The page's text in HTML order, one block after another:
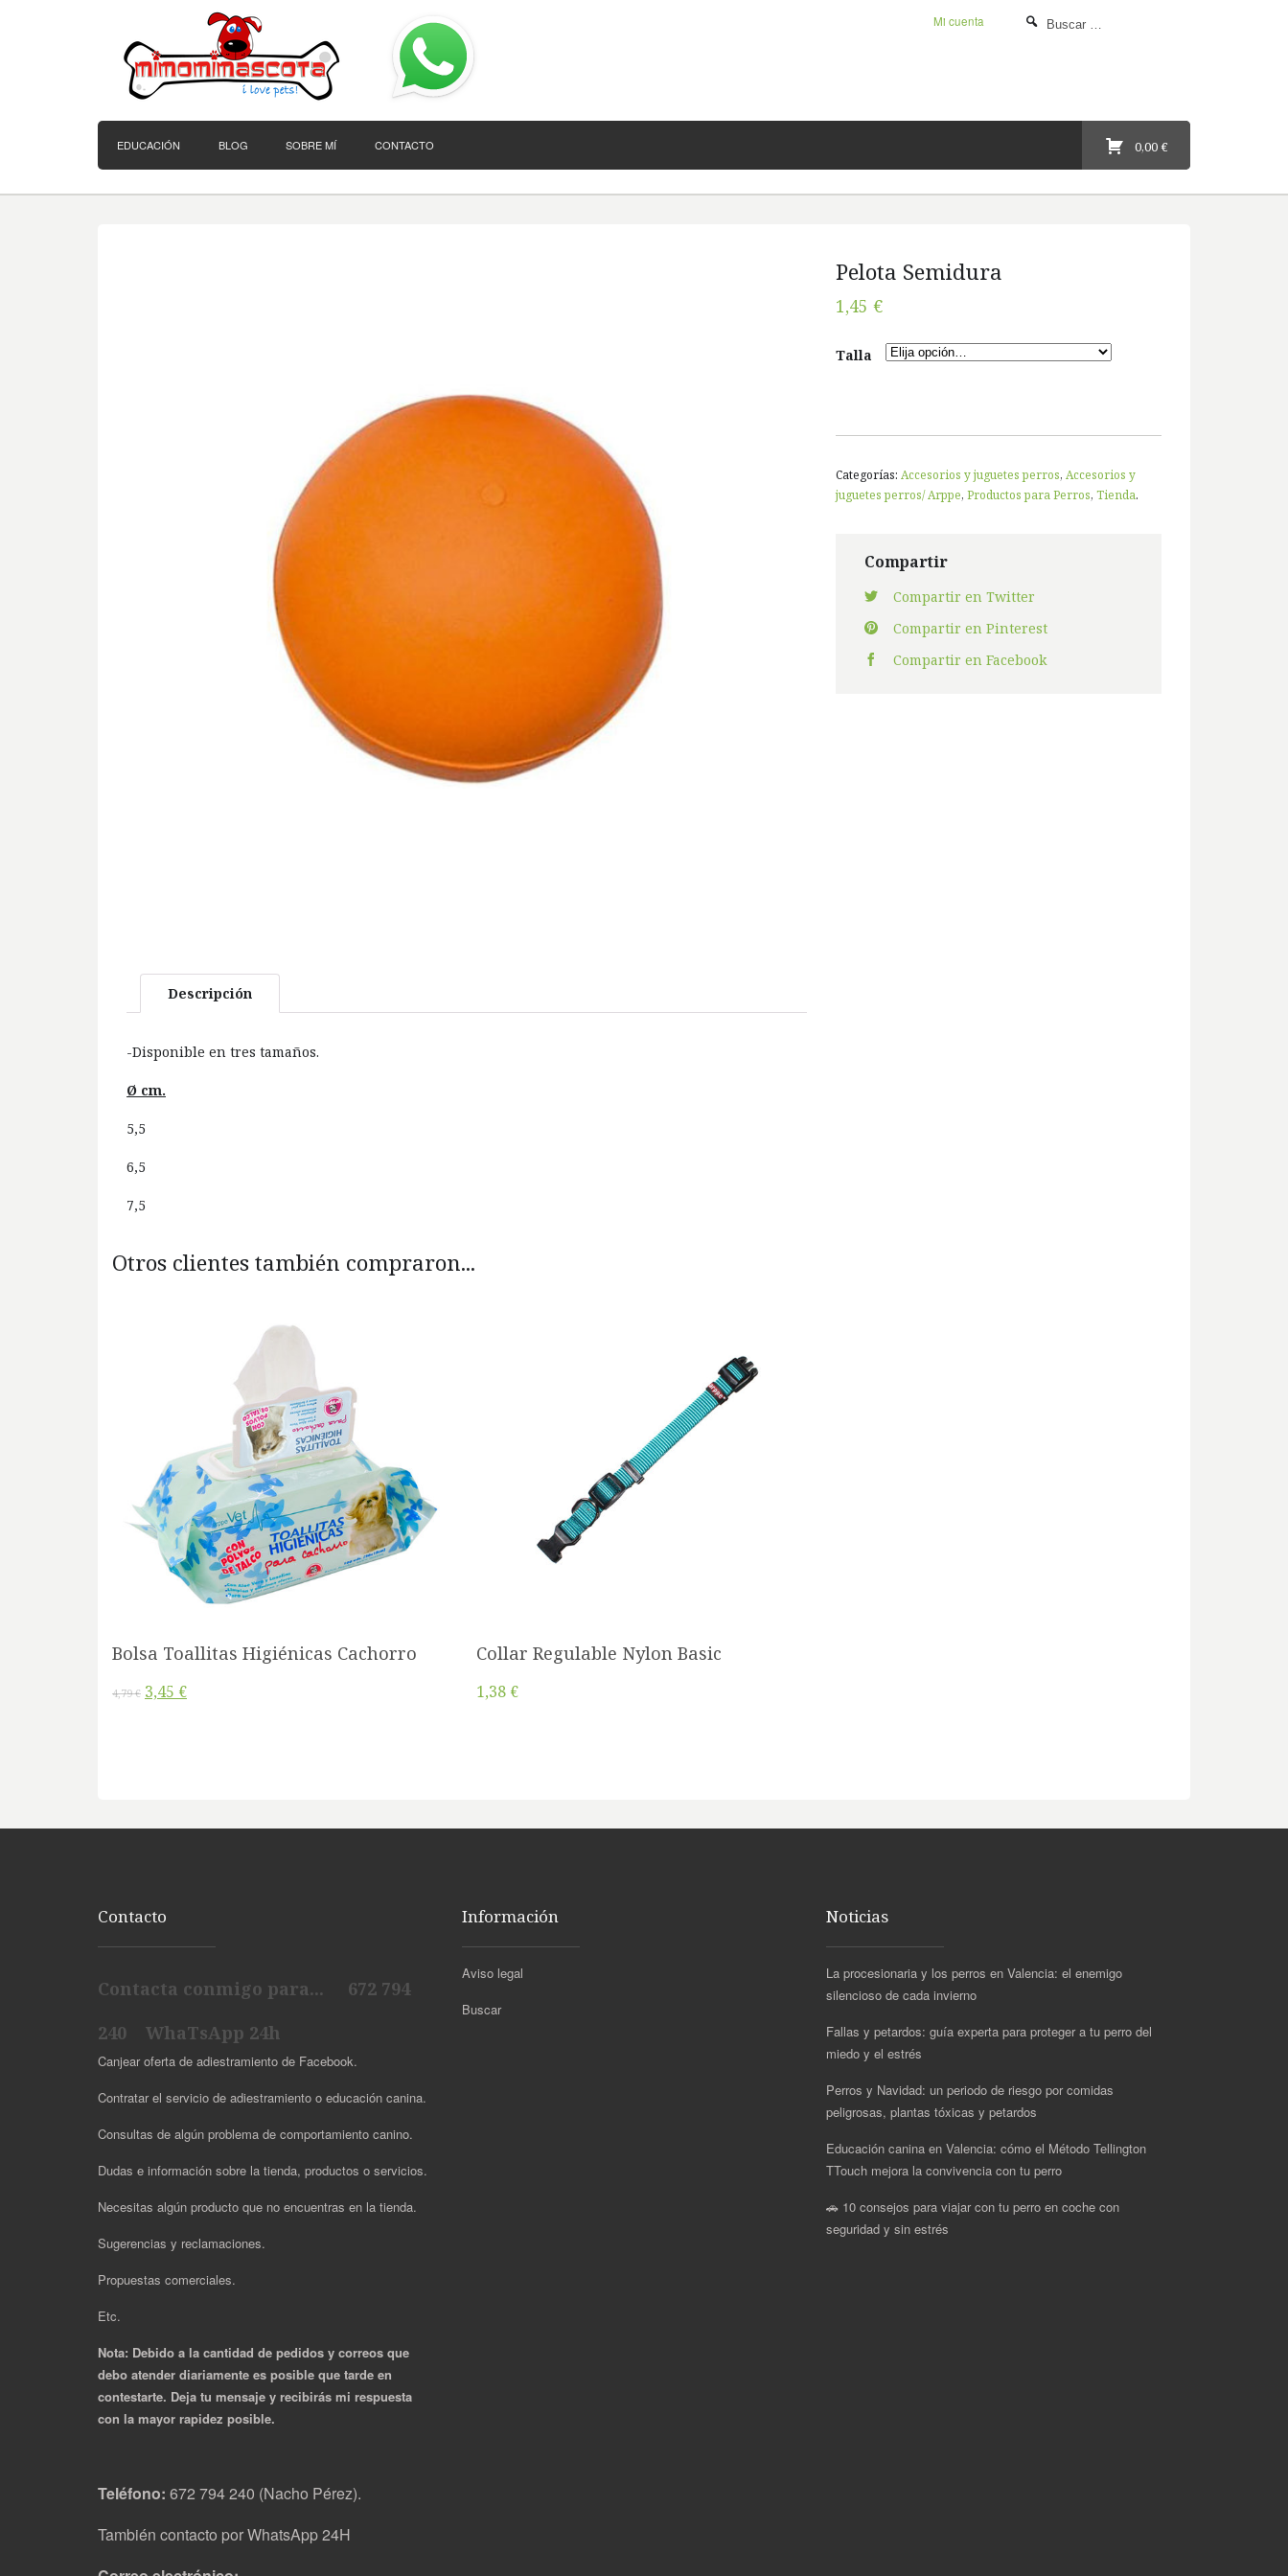
Mi cuenta
EDUCACIÓN BLOG SOBRE MÍ CONTACTO 0,00 €
Pelota Semidura
1,45 €
Talla
Categorías: Accesorios y juguetes perros, Accesorios y
juguetes perros/ Arppe, Productos para Perros, Tienda.
Compartir
Compartir en Twitter
Compartir en Pinterest
Compartir en Facebook
Descripción
-Disponible en tres tamaños.
Ø cm.
5,5
6,5
7,5
Otros clientes también compraron...
Bolsa Toallitas Higiénicas Cachorro
4,79 € 3,45 €
Collar Regulable Nylon Basic
1,38 €
Contacto
Contacta conmigo para... 672 794
240 WhaTsApp 24h
Canjear oferta de adiestramiento de Facebook.
Contratar el servicio de adiestramiento o educación canina.
Consultas de algún problema de comportamiento canino.
Dudas e información sobre la tienda, productos o servicios.
Necesitas algún producto que no encuentras en la tienda.
Sugerencias y reclamaciones.
Propuestas comerciales.
Etc.
Nota: Debido a la cantidad de pedidos y correos que
debo atender diariamente es posible que tarde en
contestarte. Deja tu mensaje y recibirás mi respuesta
con la mayor rapidez posible.
Teléfono: 672 794 240 (Nacho Pérez).
También contacto por WhatsApp 24H
Información
Aviso legal
Buscar
Noticias
La procesionaria y los perros en Valencia: el enemigo
silencioso de cada invierno
Fallas y petardos: guía experta para proteger a tu perro del
miedo y el estrés
Perros y Navidad: un periodo de riesgo por comidas
peligrosas, plantas tóxicas y petardos
Educación canina en Valencia: cómo el Método Tellington
TTouch mejora la convivencia con tu perro
🚗 10 consejos para viajar con tu perro en coche con
seguridad y sin estrés